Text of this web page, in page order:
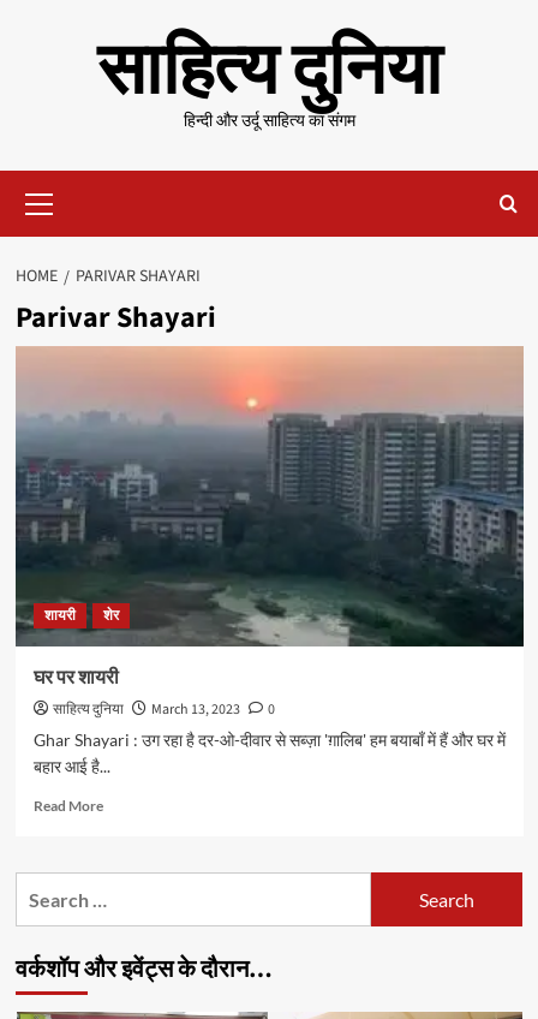
साहित्य दुनिया
हिन्दी और उर्दू साहित्य का संगम
Menu
HOME PARIVAR SHAYARI
Parivar Shayari
शायरी शेर
घर पर शायरी
साहित्य दुनिया March 13, 2023
0
Ghar Shayari : उग रहा है दर-ओ-दीवार से सब्ज़ा 'ग़ालिब' हम बयाबाँ में हैं और घर में
बहार आई है...
Read MoreRead
घर
वर्कशॉप और इवेंट्स के दौरान…